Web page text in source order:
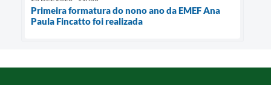
Primeira formatura do nono ano da EMEF Ana
Paula Fincatto foi realizada